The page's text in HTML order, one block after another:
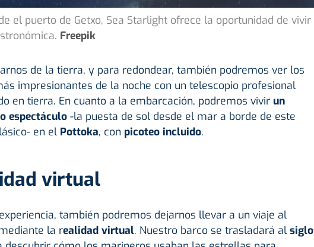
el puerto de Getxo, Sea Starlight ofrece la oportunidad de vivir
Freepik
de la tierra, y para redondear, también podremos ver los
impresionantes de la noche con un telescopio profesional
en tierra. En cuanto a la embarcación, podremos vivir un
espectáculo-la puesta de sol desde el mar a borde de este
en el Pottoka, con picoteo incluido.
virtual
también podremos dejarnos llevar a un viaje al
la realidad virtual. Nuestro barco se trasladará al siglo